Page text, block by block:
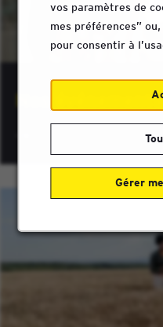
vos paramètres de
mes préférences”
pour consentir à
Gérer
Nos